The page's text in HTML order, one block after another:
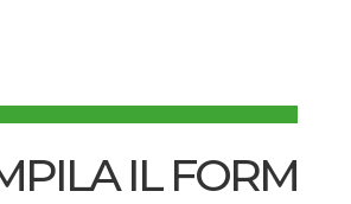
IL FORM